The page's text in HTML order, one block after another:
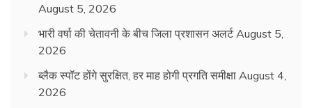
August 5, 2026
भारी वर्षा की चेतावनी के बीच जिला प्रशासन अलर्ट August 5,
2026
ब्लैक स्पॉट होंगे सुरक्षित, हर माह होगी प्रगति समीक्षा August 4,
2026